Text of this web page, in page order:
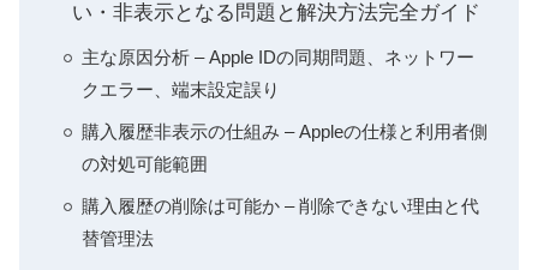
い・非表示となる問題と解決方法完全ガイド
主な原因分析 – Apple IDの同期問題、ネットワー
クエラー、端末設定誤り
購入履歴非表示の仕組み – Appleの仕様と利用者側
の対処可能範囲
購入履歴の削除は可能か – 削除できない理由と代
替管理法